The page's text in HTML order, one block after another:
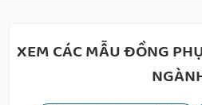
XEM CÁC MẪU ĐỒNG